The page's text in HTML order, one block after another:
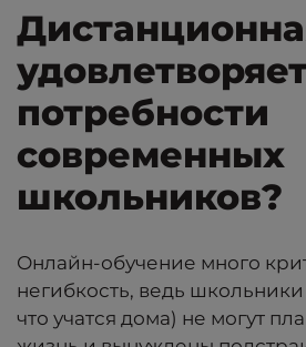
потребности
современных
школьников?
Онлайн-обучение много
негибкость, ведь
что учатся дома) не могут